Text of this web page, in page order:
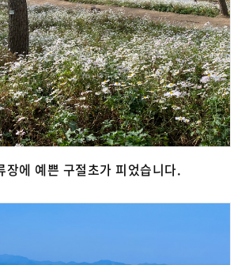
장에 예쁜 구절초가 피었습니다.